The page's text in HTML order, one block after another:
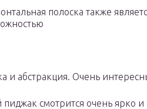
полоска также
и абстракция. Очень
пиджак смотрится очень ярко